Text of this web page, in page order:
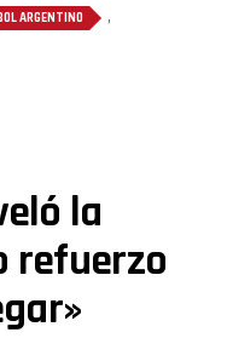
ARGENTINO ,
la
refuerzo